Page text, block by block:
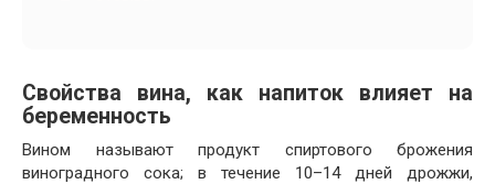
Свойства вина, как напиток влияет на
беременность
Вином называют продукт спиртового брожения
виноградного сока; в течение 10–14 дней дрожжи,